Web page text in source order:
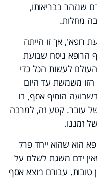
שנזהר בבריאותו,
מחלות.
רופא', אך זו הייתה
הרופא ניסח שבועת
העולם לעשות הכל כדי
משמשת עד היום
הוסיף אסף, בו
עובר. קטע זה, למרבה
זמננו.
הוא שהוא ייחד פרק
ידם משגת לשלם על
טובות. עבורם מוצא אסף